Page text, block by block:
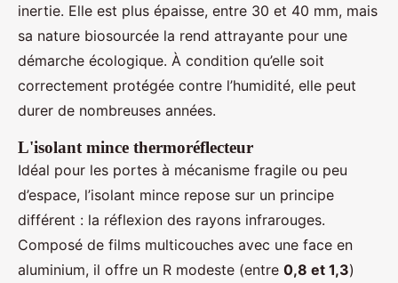
inertie. Elle est plus épaisse, entre 30 et 40 mm, mais
sa nature biosourcée la rend attrayante pour une
démarche écologique. À condition qu’elle soit
correctement protégée contre l’humidité, elle peut
durer de nombreuses années.
L'isolant mince thermoréflecteur
Idéal pour les portes à mécanisme fragile ou peu
d’espace, l’isolant mince repose sur un principe
différent : la réflexion des rayons infrarouges.
Composé de films multicouches avec une face en
aluminium, il offre un R modeste (entre 0,8 et 1,3)